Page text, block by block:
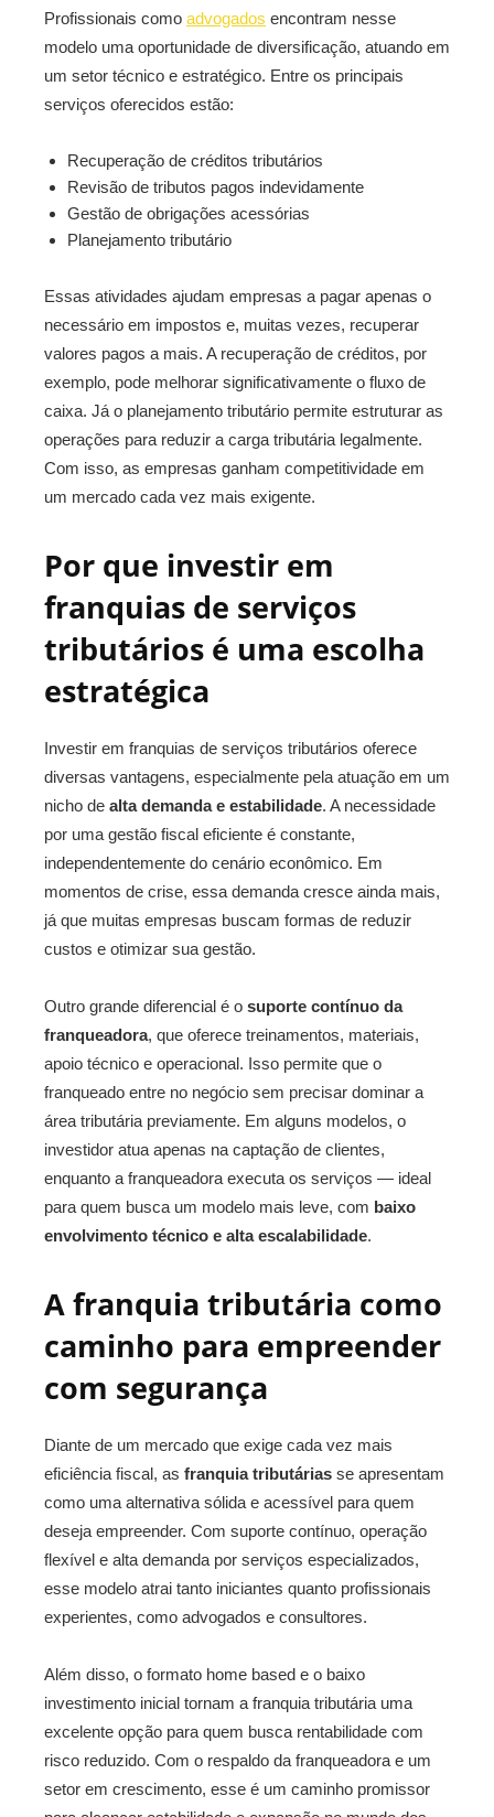
Profissionais como advogados encontram nesse
modelo uma oportunidade de diversificação, atuando em
um setor técnico e estratégico. Entre os principais
serviços oferecidos estão:
Recuperação de créditos tributários
Revisão de tributos pagos indevidamente
Gestão de obrigações acessórias
Planejamento tributário
Essas atividades ajudam empresas a pagar apenas o
necessário em impostos e, muitas vezes, recuperar
valores pagos a mais. A recuperação de créditos, por
exemplo, pode melhorar significativamente o fluxo de
caixa. Já o planejamento tributário permite estruturar as
operações para reduzir a carga tributária legalmente.
Com isso, as empresas ganham competitividade em
um mercado cada vez mais exigente.
Por que investir em
franquias de serviços
tributários é uma escolha
estratégica
Investir em franquias de serviços tributários oferece
diversas vantagens, especialmente pela atuação em um
nicho de alta demanda e estabilidade. A necessidade
por uma gestão fiscal eficiente é constante,
independentemente do cenário econômico. Em
momentos de crise, essa demanda cresce ainda mais,
já que muitas empresas buscam formas de reduzir
custos e otimizar sua gestão.
Outro grande diferencial é o suporte contínuo da
franqueadora, que oferece treinamentos, materiais,
apoio técnico e operacional. Isso permite que o
franqueado entre no negócio sem precisar dominar a
área tributária previamente. Em alguns modelos, o
investidor atua apenas na captação de clientes,
enquanto a franqueadora executa os serviços — ideal
para quem busca um modelo mais leve, com baixo
envolvimento técnico e alta escalabilidade.
A franquia tributária como
caminho para empreender
com segurança
Diante de um mercado que exige cada vez mais
eficiência fiscal, as franquia tributárias se apresentam
como uma alternativa sólida e acessível para quem
deseja empreender. Com suporte contínuo, operação
flexível e alta demanda por serviços especializados,
esse modelo atrai tanto iniciantes quanto profissionais
experientes, como advogados e consultores.
Além disso, o formato home based e o baixo
investimento inicial tornam a franquia tributária uma
excelente opção para quem busca rentabilidade com
risco reduzido. Com o respaldo da franqueadora e um
setor em crescimento, esse é um caminho promissor